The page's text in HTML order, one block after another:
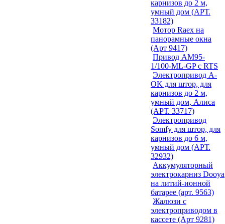
карнизов до 2 м,
умный дом (АРТ.
33182)
Мотор Raex на
панорамные окна
(Арт 9417)
Привод AM95-
1/100-ML-GP с RTS
Электропривод A-
OK для штор, для
карнизов до 2 м,
умный дом, Алиса
(АРТ. 33717)
Электропривод
Somfy для штор, для
карнизов до 6 м,
умный дом (АРТ.
32932)
Аккумуляторный
электрокарниз Dooya
на литий-ионной
батарее (арт. 9563)
Жалюзи с
электроприводом в
кассете (Арт 9281)